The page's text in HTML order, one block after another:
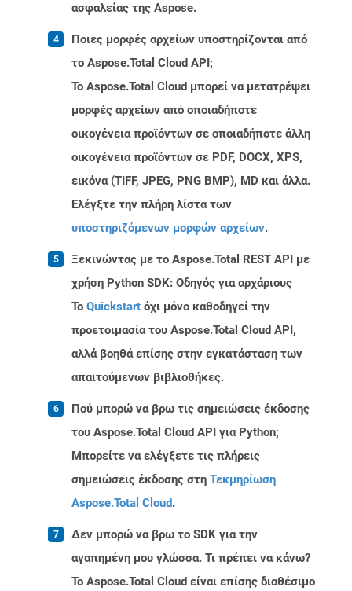
ασφαλείας της Aspose.
Ποιες μορφές αρχείων υποστηρίζονται από
το Aspose.Total Cloud API;
Το Aspose.Total Cloud μπορεί να μετατρέψει
μορφές αρχείων από οποιαδήποτε
οικογένεια προϊόντων σε οποιαδήποτε άλλη
οικογένεια προϊόντων σε PDF, DOCX, XPS,
εικόνα (TIFF, JPEG, PNG BMP), MD και άλλα.
Ελέγξτε την πλήρη λίστα των
υποστηριζόμενων μορφών αρχείων.
Ξεκινώντας με το Aspose.Total REST API με
χρήση Python SDK: Οδηγός για αρχάριους
Το Quickstart όχι μόνο καθοδηγεί την
προετοιμασία του Aspose.Total Cloud API,
αλλά βοηθά επίσης στην εγκατάσταση των
απαιτούμενων βιβλιοθήκες.
Πού μπορώ να βρω τις σημειώσεις έκδοσης
του Aspose.Total Cloud API για Python;
Μπορείτε να ελέγξετε τις πλήρεις
σημειώσεις έκδοσης στη Τεκμηρίωση
Aspose.Total Cloud.
Δεν μπορώ να βρω το SDK για την
αγαπημένη μου γλώσσα. Τι πρέπει να κάνω?
Το Aspose.Total Cloud είναι επίσης διαθέσιμο